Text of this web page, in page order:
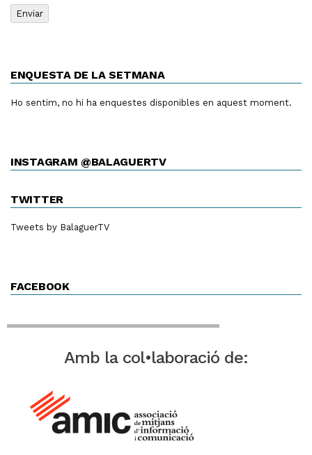
ENQUESTA DE LA SETMANA
Ho sentim, no hi ha enquestes disponibles en aquest moment.
INSTAGRAM @BALAGUERTV
TWITTER
Tweets by BalaguerTV
FACEBOOK
Amb la col•laboració de: